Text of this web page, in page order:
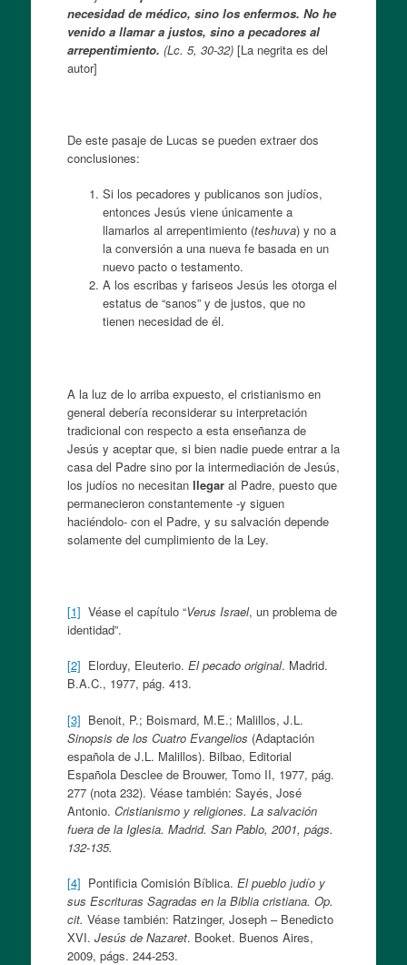
necesidad de médico, sino los enfermos. No he
venido a llamar a justos, sino a pecadores al
arrepentimiento. (Lc. 5, 30-32) [La negrita es del
autor]
De este pasaje de Lucas se pueden extraer dos
conclusiones:
Si los pecadores y publicanos son judíos,
entonces Jesús viene únicamente a
llamarlos al arrepentimiento (teshuva) y no a
la conversión a una nueva fe basada en un
nuevo pacto o testamento.
A los escribas y fariseos Jesús les otorga el
estatus de “sanos” y de justos, que no
tienen necesidad de él.
A la luz de lo arriba expuesto, el cristianismo en
general debería reconsiderar su interpretación
tradicional con respecto a esta enseñanza de
Jesús y aceptar que, si bien nadie puede entrar a la
casa del Padre sino por la intermediación de Jesús,
los judíos no necesitan llegaral Padre, puesto que
permanecieron constantemente -y siguen
haciéndolo- con el Padre, y su salvación depende
solamente del cumplimiento de la Ley.
[1] Véase el capítulo “Verus Israel, un problema de
identidad”.
[2] Elorduy, Eleuterio. El pecado original. Madrid.
B.A.C., 1977, pág. 413.
[3] Benoit, P.; Boismard, M.E.; Malillos, J.L.
Sinopsis de los Cuatro Evangelios (Adaptación
española de J.L. Malillos). Bilbao, Editorial
Española Desclee de Brouwer, Tomo II, 1977, pág.
277 (nota 232). Véase también: Sayés, José
Antonio. Cristianismo y religiones. La salvación
fuera de la Iglesia. Madrid. San Pablo, 2001, págs.
132-135.
[4] Pontificia Comisión Bíblica. El pueblo judío y
sus Escrituras Sagradas en la Biblia cristiana. Op.
cit. Véase también: Ratzinger, Joseph – Benedicto
XVI. Jesús de Nazaret. Booket. Buenos Aires,
2009, págs. 244-253.